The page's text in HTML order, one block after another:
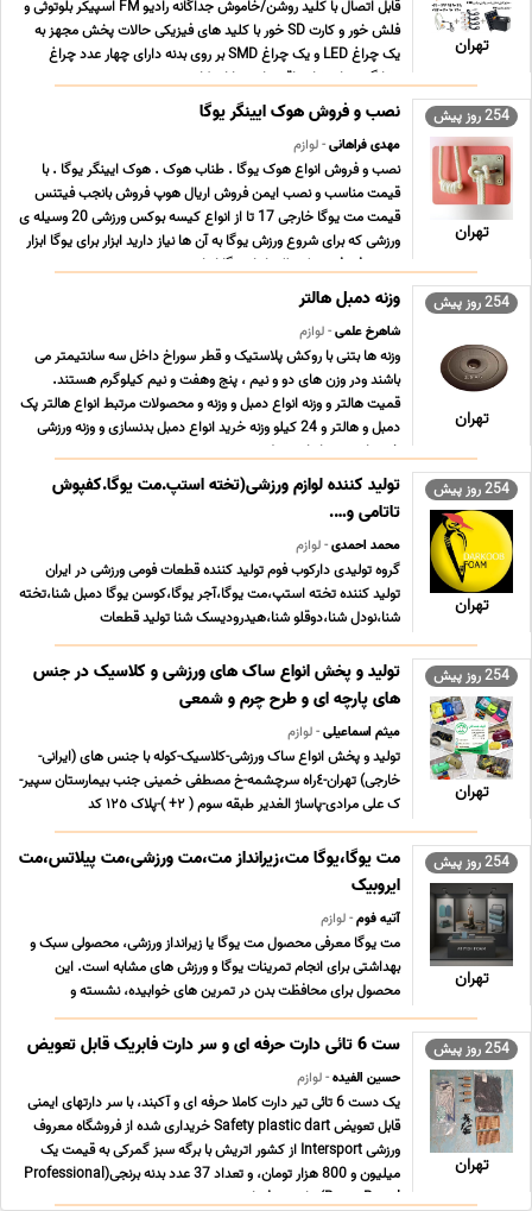
تهران
قابل اتصال با کلید روشن/خاموش جداگانه رادیو FM اسپیکر بلوتوثی و
فلش خور و کارت SD خور با کلید های فیزیکی حالات پخش مجهز به
یک چراغ LED و یک چراغ SMD بر روی بدنه دارای چهار عدد چراغ
نشانگر میزان شارژ باقی مانده دارای کاب ... ...
254 روز پیش
تهران
نصب و فروش هوک ایینگر یوگا
مهدی فراهانی- لوازم
نصب و فروش انواع هوک یوگا . طناب هوک . هوک ایینگر یوگا . با
قیمت مناسب و نصب ایمن فروش اریال هوپ فروش بانجب فیتنس
قیمت مت یوگا خارجی 17 تا از انواع کیسه بوکس ورزشی 20 وسیله ی
ورزشی که برای شروع ورزش یوگا به آن ها نیاز دارید ابزار برای یوگا ابزار
صعود فی فی هوک بلک ابزار یوگا اریا ... ...
254 روز پیش
تهران
وزنه دمبل هالتر
شاهرخ علمی- لوازم
وزنه ها بتنی با روکش پلاستیک و قطر سوراخ داخل سه سانتیمتر می
باشند ودر وزن های دو و نیم ، پنج وهفت و نیم کیلوگرم هستند.
قمیت هالتر و وزنه انواع دمبل و وزنه و محصولات مرتبط انواع هالتر پک
دمبل و هالتر و 24 کیلو وزنه خرید انواع دمبل بدنسازی و وزنه ورزشی
خرید اینترنتی انواع دمبل ، و ... ...
254 روز پیش
تهران
تولید کننده لوازم ورزشی(تخته استپ.مت یوگا.کفپوش
تاتامی و….
محمد احمدی- لوازم
گروه تولیدی دارکوب فوم تولید کننده قطعات فومی ورزشی در ایران
تولید کننده تخته استپ،مت یوگا،آجر یوگا،کوسن یوگا دمبل شنا،تخته
شنا،نودل شنا،دوقلو شنا،هیدرودیسک شنا تولید قطعات
فیزیوتراپی،توپی یا بالشتک دستگاه بدنسازی در سایز و ابعاد
مختلف،کفی کفش طبی،فوم رول با ضخامت مختلف،کیسه بوکس ...
...
254 روز پیش
تهران
تولید و پخش انواع ساک های ورزشی و کلاسیک در جنس
های پارچه ای و طرح چرم و شمعی
میثم اسماعیلی- لوازم
تولید و پخش انواع ساک ورزشی-کلاسیک-کوله با جنس های (ایرانی-
خارجی) تهران-٤راه سرچشمه-خ مصطفی خمینی جنب بیمارستان سپیر-
ک علی مرادی-پاساژ الغدیر طبقه سوم ( ٢+ )-پلاک ١٢٥ کد
پستی1119611985 مدیریت 09126020634
@khaneye_hamdelan میثم اسماعیلی کیف ورزشی مردانه و زنانه 5
مدل از بهترین ساک ... ...
254 روز پیش
تهران
مت یوگا،یوگا مت،زیرانداز مت،مت ورزشی،مت پیلاتس،مت
ایروبیک
آتیه فوم- لوازم
مت یوگا معرفی محصول مت یوگا یا زیرانداز ورزشی، محصولی سبک و
بهداشتی برای انجام تمرینات یوگا و ورزش های مشابه است. این
محصول برای محافظت بدن در تمرین های خوابیده، نشسته و
همچنین حرکات ایروبیک و پیلاتس طراحی شده است. مت یوگا با
سطحی نرم و صاف، کیفیت و ایمنی تمرینات شما را افزایش می ... ...
254 روز پیش
تهران
ست 6 تائی دارت حرفه ای و سر دارت فابریک قابل تعویض
حسین الفیده- لوازم
یک دست 6 تائی تیر دارت کاملا حرفه ای و آکبند، با سر دارتهای ایمنی
قابل تعویض Safety plastic dart خریداری شده از فروشگاه معروف
ورزشی Intersport از کشور اتریش با برگه سبز گمرکی به قیمت یک
میلیون و 800 هزار تومان، و تعداد 37 عدد بدنه برنجی(Professional
Brass Barrel) دارت حرفه ای دند ... ...